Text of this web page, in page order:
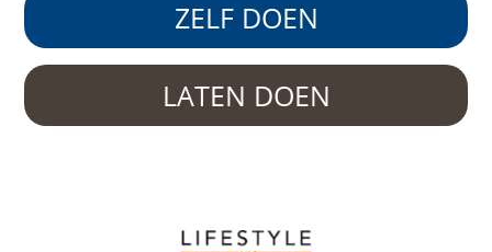
ZELF DOEN
LATEN DOEN